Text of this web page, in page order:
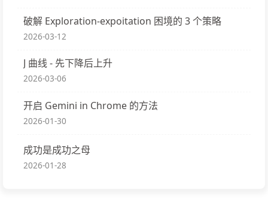
破解 Exploration-expoitation 困境的 3 个策略
2026-03-12
J 曲线 - 先下降后上升
2026-03-06
开启 Gemini in Chrome 的方法
2026-01-30
成功是成功之母
2026-01-28